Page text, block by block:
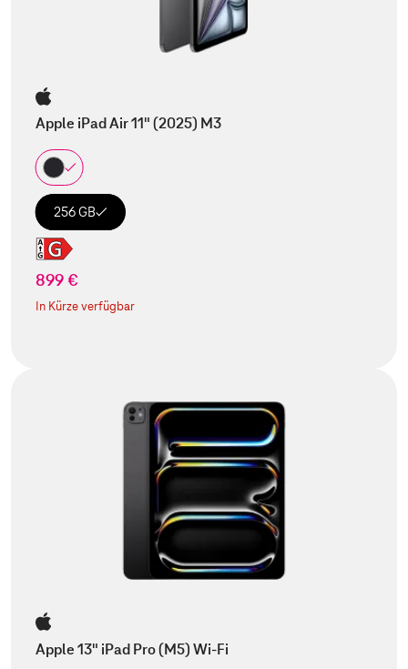
Apple iPad Air 11" (2025) M3
256 GB
899 €
In Kürze verfügbar
Apple 13" iPad Pro (M5) Wi-Fi